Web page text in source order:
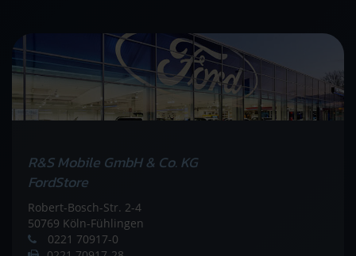
R&S Mobile GmbH & Co. KG
FordStore
Robert-Bosch-Str. 2-4
50769 Köln-Fühlingen
0221 70917-0